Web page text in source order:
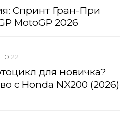
Спринт Гран-При
MotoGP 2026
для новичка?
с Honda NX200 (2026)